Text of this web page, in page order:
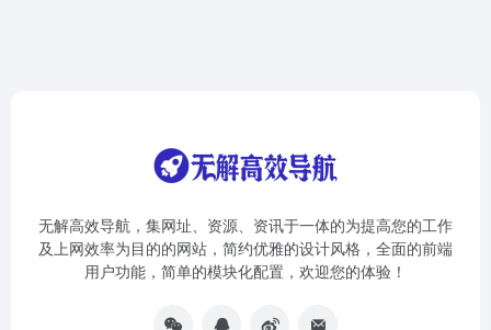
无解高效导航，集网址、资源、资讯于一体的为提高您的工作
及上网效率为目的的网站，简约优雅的设计风格，全面的前端
用户功能，简单的模块化配置，欢迎您的体验！